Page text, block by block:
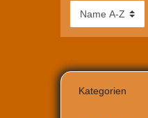
Kategorien